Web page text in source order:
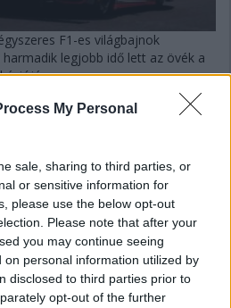
My Personal
sale, sharing to third parties, or
or sensitive information for
please use the below opt-out
Please note that after your
you may continue seeing
on personal information utilized by
disclosed to third parties prior to
opt-out of the further
F1-es világbajnok
legjobb idő lett az övék a
Maxot Fordban a